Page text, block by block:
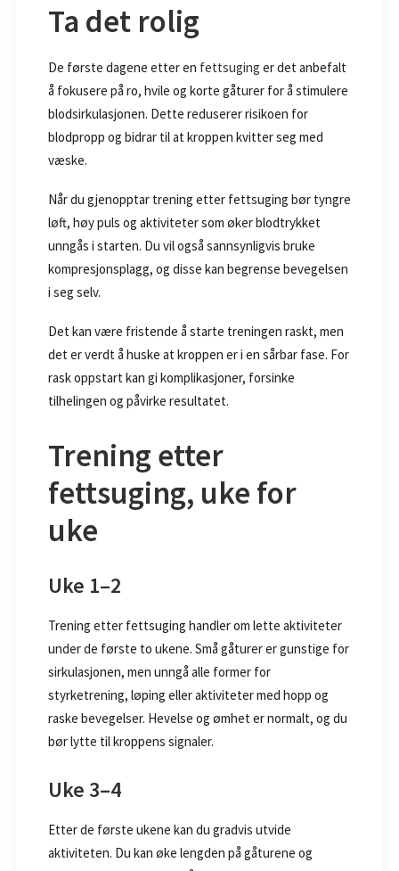
Ta det rolig
De første dagene etter en fettsuging er det anbefalt
å fokusere på ro, hvile og korte gåturer for å stimulere
blodsirkulasjonen. Dette reduserer risikoen for
blodpropp og bidrar til at kroppen kvitter seg med
væske.
Når du gjenopptar trening etter fettsuging bør tyngre
løft, høy puls og aktiviteter som øker blodtrykket
unngås i starten. Du vil også sannsynligvis bruke
kompresjonsplagg, og disse kan begrense bevegelsen
i seg selv.
Det kan være fristende å starte treningen raskt, men
det er verdt å huske at kroppen er i en sårbar fase. For
rask oppstart kan gi komplikasjoner, forsinke
tilhelingen og påvirke resultatet.
Trening etter
fettsuging, uke for
uke
Uke 1–2
Trening etter fettsuging handler om lette aktiviteter
under de første to ukene. Små gåturer er gunstige for
sirkulasjonen, men unngå alle former for
styrketrening, løping eller aktiviteter med hopp og
raske bevegelser. Hevelse og ømhet er normalt, og du
bør lytte til kroppens signaler.
Uke 3–4
Etter de første ukene kan du gradvis utvide
aktiviteten. Du kan øke lengden på gåturene og